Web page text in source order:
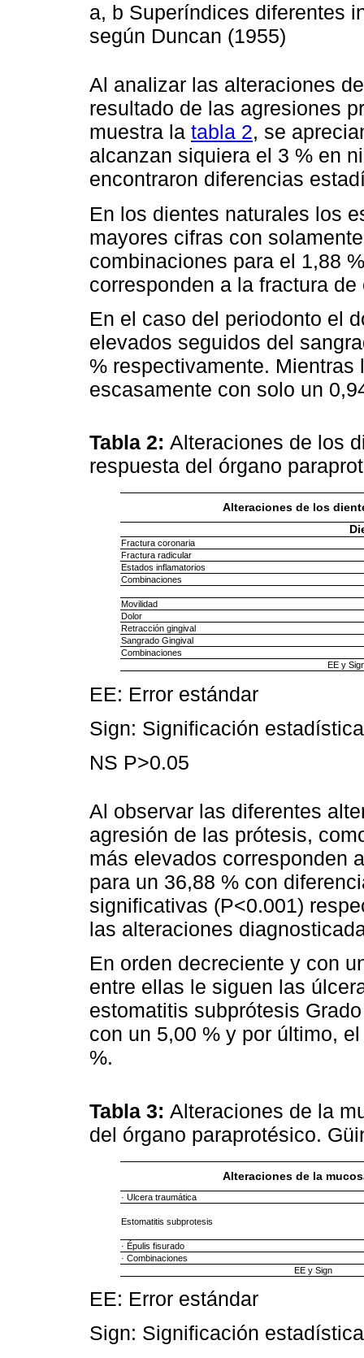
a, b Superíndices diferentes
según Duncan (1955)
Al analizar las alteraciones
resultado de las agresiones
muestra la tabla 2, se
alcanzan siquiera el 3 % en
encontraron diferencias
En los dientes naturales los
mayores cifras con
combinaciones para el 1,88
corresponden a la fractura
En el caso del periodonto el
elevados seguidos del
% respectivamente.
escasamente con solo un
Tabla 2: Alteraciones de los
respuesta del órgano
Alteraciones de los
Fractura coronaria
Fractura radicular
Estados inflamatorios
Combinaciones
Movilidad
Dolor
Retracción gingival
Sangrado Gingival
Combinaciones
EE y
EE: Error estándar
Sign: Significación estadística
NS P>0.05
Al observar las diferentes
agresión de las prótesis,
más elevados corresponden
para un 36,88 % con
significativas (P<0.001)
las alteraciones
En orden decreciente y con
entre ellas le siguen las
estomatitis subprótesis
con un 5,00 % y por último,
%.
Tabla 3: Alteraciones de la
del órgano paraprotésico.
Alteraciones de la
· Ulcera traumática
Estomatitis subprotesis
· Épulis fisurado
· Combinaciones
EE y Sign
EE: Error estándar
Sign: Significación estadística